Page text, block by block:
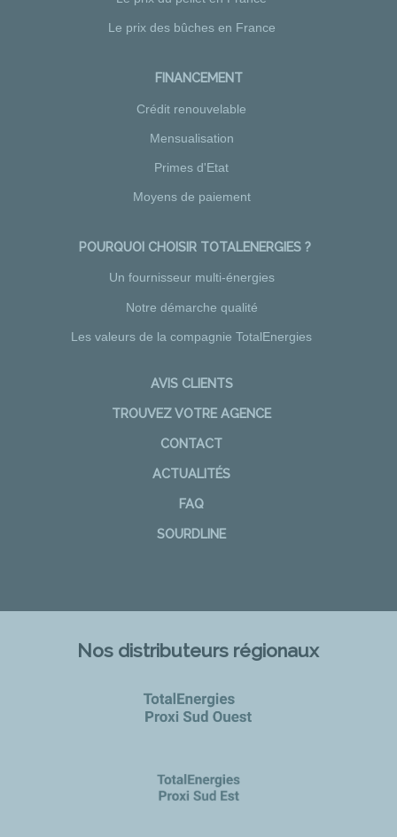
Le prix des bûches en France
FINANCEMENT
Crédit renouvelable
Mensualisation
Primes d'Etat
Moyens de paiement
POURQUOI CHOISIR TOTALENERGIES ?
Un fournisseur multi-énergies
Notre démarche qualité
Les valeurs de la compagnie TotalEnergies
AVIS CLIENTS
TROUVEZ VOTRE AGENCE
CONTACT
ACTUALITÉS
FAQ
SOURDLINE
Nos distributeurs régionaux